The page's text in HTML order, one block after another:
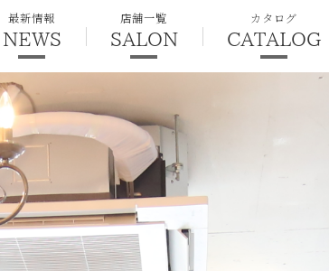
最新情報
NEWS
店舗一覧
SALON
カタログ
CATALOG